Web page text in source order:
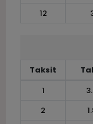
12
Taksit
1
2